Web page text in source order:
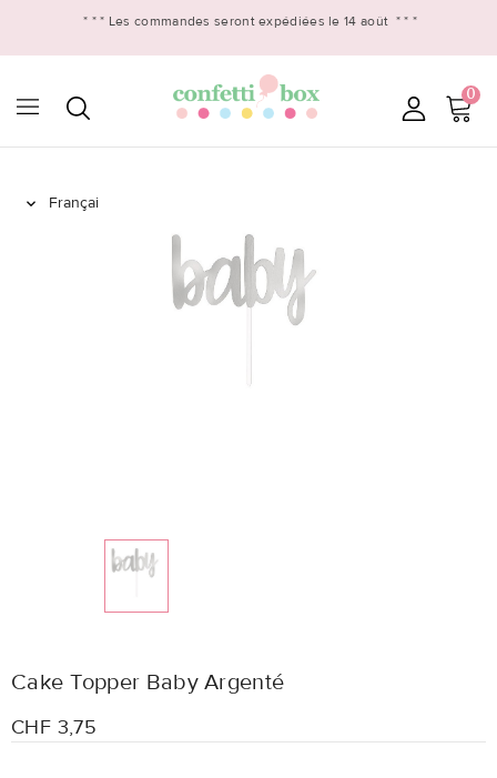
* * * Les commandes seront expédiées le 14 août * * *
0

Cake Topper Baby Argenté
CHF 3,75